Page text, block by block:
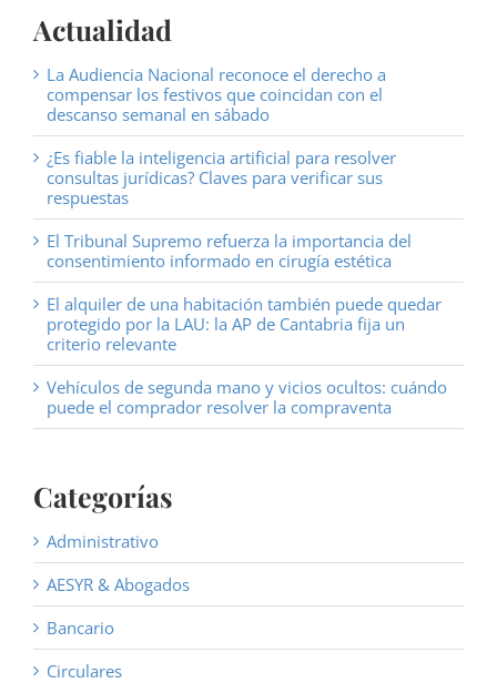
Actualidad
La Audiencia Nacional reconoce el derecho a
compensar los festivos que coincidan con el
descanso semanal en sábado
¿Es fiable la inteligencia artificial para resolver
consultas jurídicas? Claves para verificar sus
respuestas
El Tribunal Supremo refuerza la importancia del
consentimiento informado en cirugía estética
El alquiler de una habitación también puede quedar
protegido por la LAU: la AP de Cantabria fija un
criterio relevante
Vehículos de segunda mano y vicios ocultos: cuándo
puede el comprador resolver la compraventa
Categorías
Administrativo
AESYR & Abogados
Bancario
Circulares